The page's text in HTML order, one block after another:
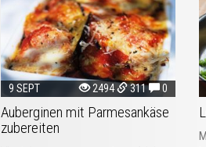
9 SEPT 2494 311 0
Auberginen mit Parmesankäse
zubereiten